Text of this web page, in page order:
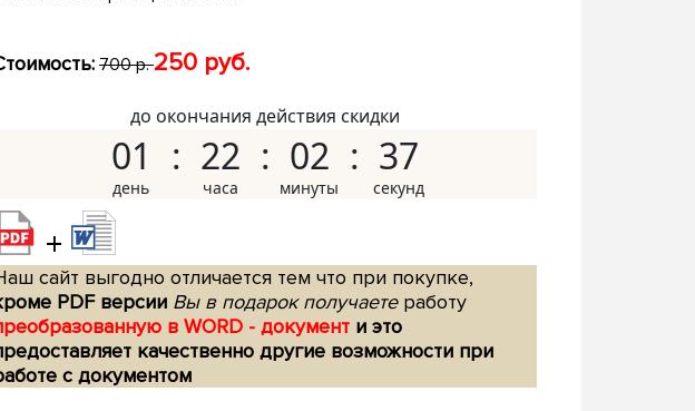
700 р.250 руб.
до окончания действия скидки
01 22 02 36
+
сайт выгодно отличается тем что при покупке,
PDF версии Вы в подарок получаетеработу
в WORD - документ и это
качественно другие возможности при
с документом